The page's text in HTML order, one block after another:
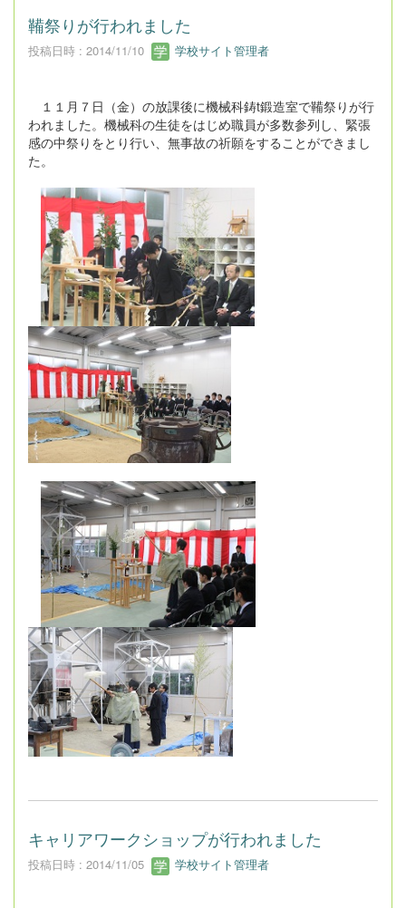
鞴祭りが行われました
投稿日時 : 2014/11/10 学校サイト管理者
１１月７日（金）の放課後に機械科鋳t鍛造室で鞴祭りが行
われました。機械科の生徒をはじめ職員が多数参列し、緊張
感の中祭りをとり行い、無事故の祈願をすることができまし
た。
キャリアワークショップが行われました
投稿日時 : 2014/11/05 学校サイト管理者